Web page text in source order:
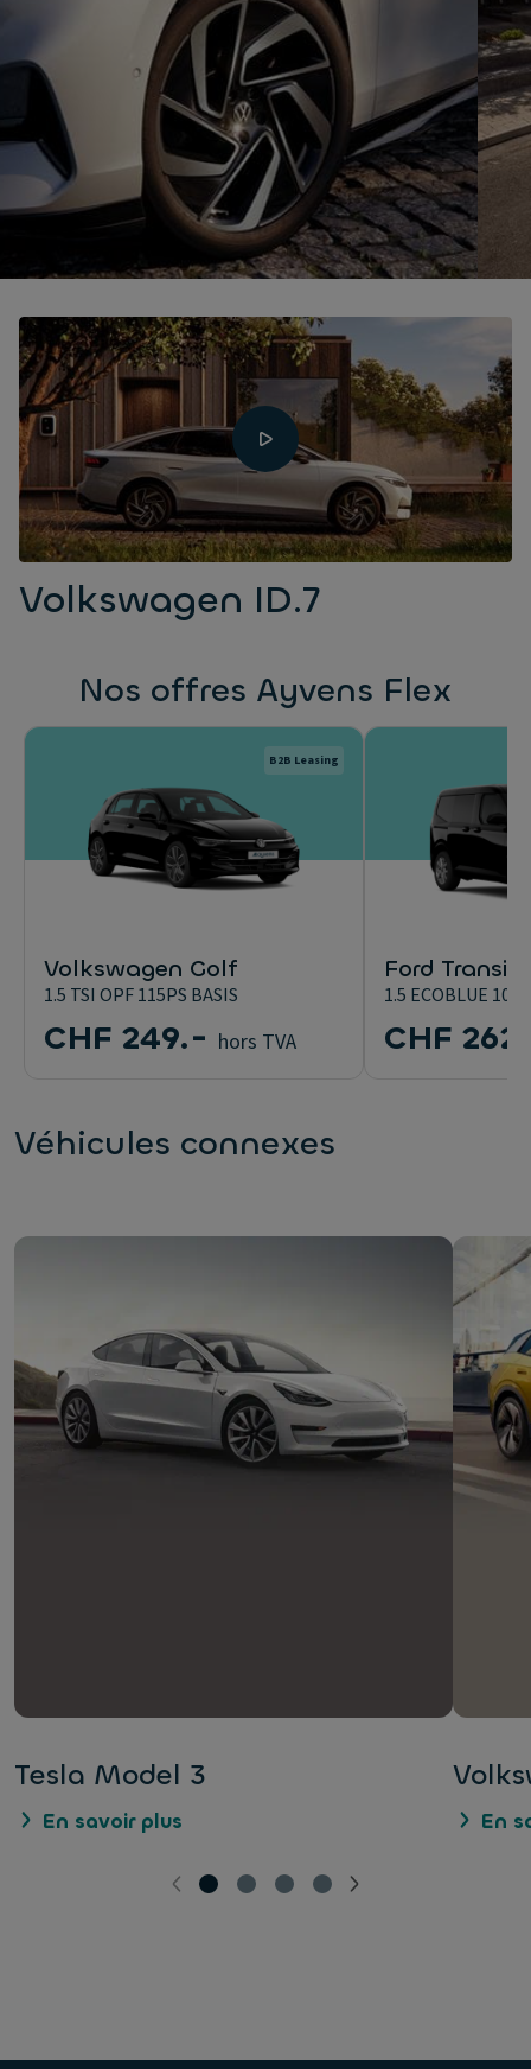
Volkswagen ID.7
Nos offres Ayvens Flex
B2B Leasing
Volkswagen Golf
1.5 TSI OPF 115PS BASIS
CHF 249.- hors TVA
Ford Transit
1.5 ECOBLUE
CHF
Véhicules connexes
Tesla Model 3
En savoir plus En